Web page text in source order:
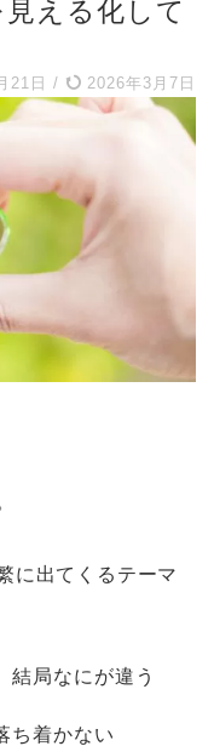
える化して
21日 / 2026年3月7日
に出てくるテーマ
結局なにが違う
ち着かない